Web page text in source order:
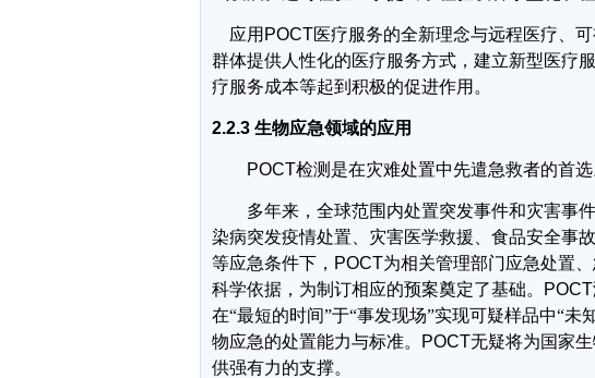
应用 POCT医疗服务的全新理念与远程医疗、
群体提供人性化的医疗服务方式，建立新型医疗
疗服务成本等起到积极的促进作用。
2.2.3 生物应急领域的应用
POCT检测是在灾难处置中先遣急救者的首选
多年来，全球范围内处置突发事件和灾害事件
染病突发疫情处置、灾害医学救援、食品安全事
等应急条件下， POCT为相关管理部门应急处置
科学依据，为制订相应的预案奠定了基础。
POCT
在“最短的时间”于“事发现场”实现可疑样品中“
物应急的处置能力与标准。
POCT无疑将为国家
供强有力的支撑。